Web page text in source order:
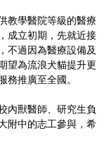
教學醫院等級的醫療
成立初期，先就近接
不過因為醫療設備及
望為流浪犬貓提升更
務推廣至全國。
內獸醫師、研究生負
附中的志工參與，希